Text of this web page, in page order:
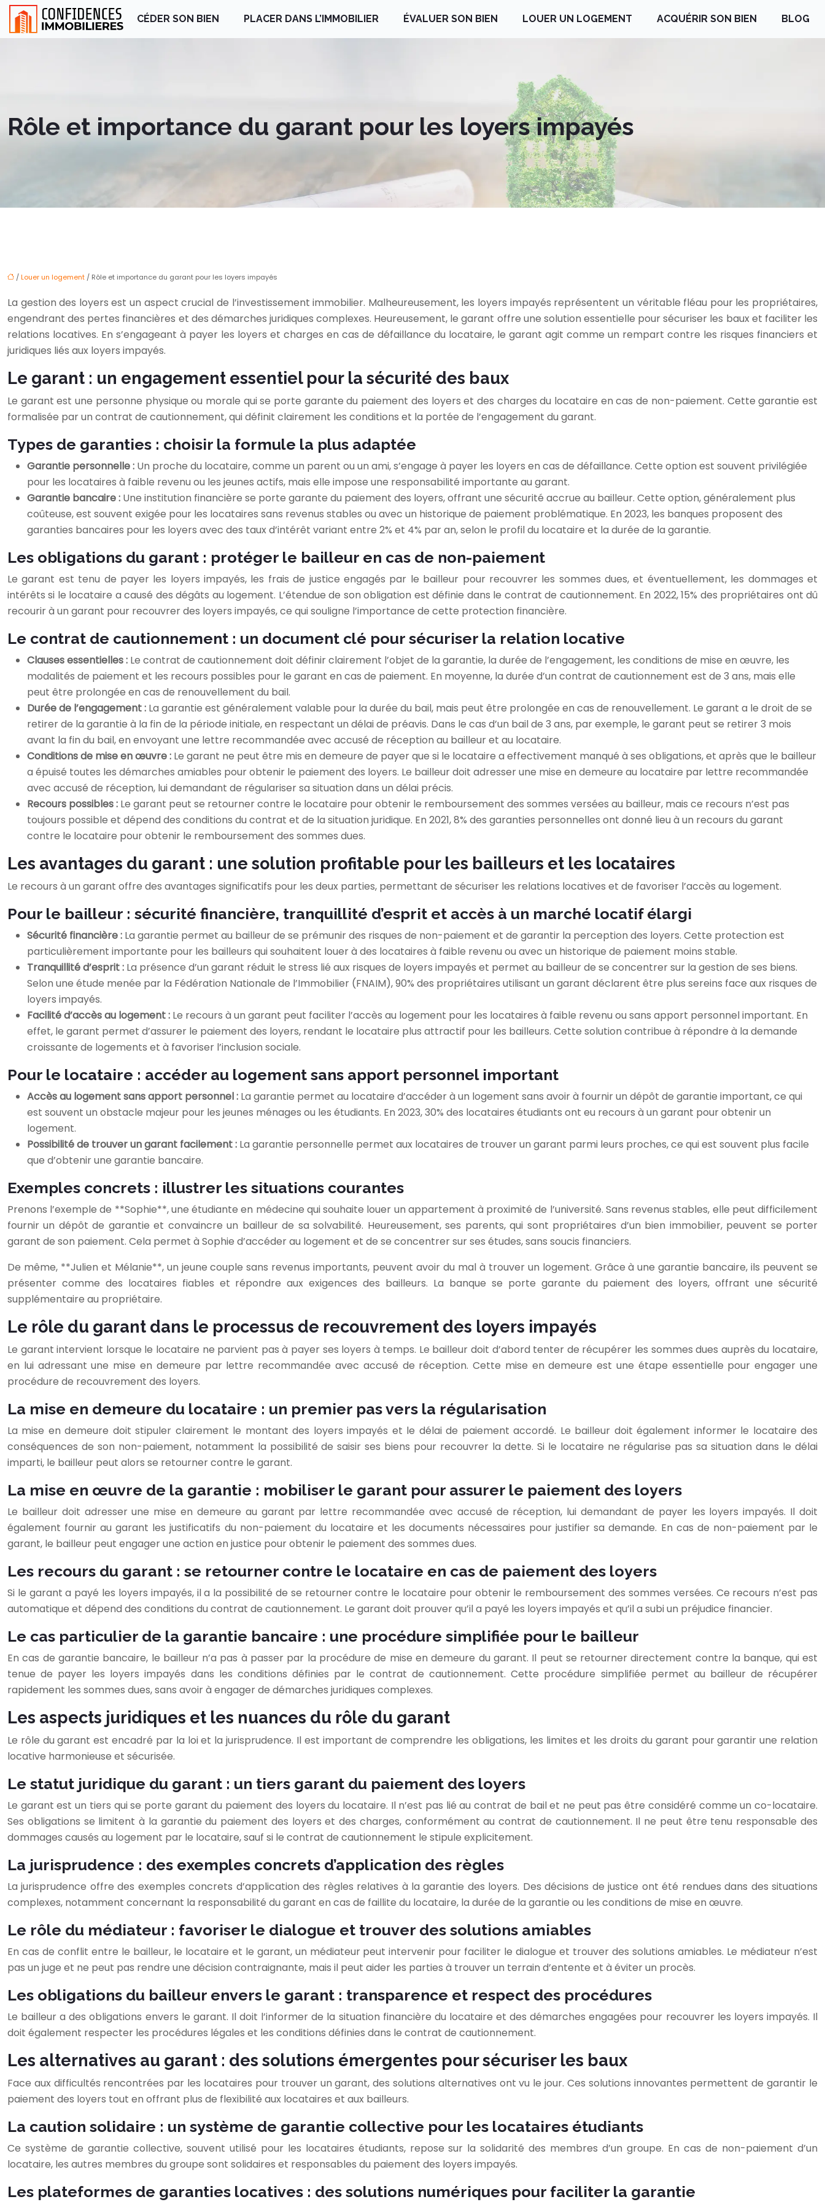
CÉDER SON BIEN PLACER DANS L’IMMOBILIER ÉVALUER SON BIEN LOUER UN LOGEMENT ACQUÉRIR SON BIEN BLOG
Rôle et importance du garant pour les loyers impayés
/ Louer un logement / Rôle et importance du garant pour les loyers impayés
La gestion des loyers est un aspect crucial de l’investissement immobilier. Malheureusement, les loyers impayés représentent un véritable fléau pour les propriétaires,
engendrant des pertes financières et des démarches juridiques complexes. Heureusement, le garant offre une solution essentielle pour sécuriser les baux et faciliter les
relations locatives. En s’engageant à payer les loyers et charges en cas de défaillance du locataire, le garant agit comme un rempart contre les risques financiers et
juridiques liés aux loyers impayés.
Le garant : un engagement essentiel pour la sécurité des baux
Le garant est une personne physique ou morale qui se porte garante du paiement des loyers et des charges du locataire en cas de non-paiement. Cette garantie est
formalisée par un contrat de cautionnement, qui définit clairement les conditions et la portée de l’engagement du garant.
Types de garanties : choisir la formule la plus adaptée
Garantie personnelle : Un proche du locataire, comme un parent ou un ami, s’engage à payer les loyers en cas de défaillance. Cette option est souvent privilégiée
pour les locataires à faible revenu ou les jeunes actifs, mais elle impose une responsabilité importante au garant.
Garantie bancaire : Une institution financière se porte garante du paiement des loyers, offrant une sécurité accrue au bailleur. Cette option, généralement plus
coûteuse, est souvent exigée pour les locataires sans revenus stables ou avec un historique de paiement problématique. En 2023, les banques proposent des
garanties bancaires pour les loyers avec des taux d’intérêt variant entre 2% et 4% par an, selon le profil du locataire et la durée de la garantie.
Les obligations du garant : protéger le bailleur en cas de non-paiement
Le garant est tenu de payer les loyers impayés, les frais de justice engagés par le bailleur pour recouvrer les sommes dues, et éventuellement, les dommages et
intérêts si le locataire a causé des dégâts au logement. L’étendue de son obligation est définie dans le contrat de cautionnement. En 2022, 15% des propriétaires ont dû
recourir à un garant pour recouvrer des loyers impayés, ce qui souligne l’importance de cette protection financière.
Le contrat de cautionnement : un document clé pour sécuriser la relation locative
Clauses essentielles : Le contrat de cautionnement doit définir clairement l’objet de la garantie, la durée de l’engagement, les conditions de mise en œuvre, les
modalités de paiement et les recours possibles pour le garant en cas de paiement. En moyenne, la durée d’un contrat de cautionnement est de 3 ans, mais elle
peut être prolongée en cas de renouvellement du bail.
Durée de l’engagement : La garantie est généralement valable pour la durée du bail, mais peut être prolongée en cas de renouvellement. Le garant a le droit de se
retirer de la garantie à la fin de la période initiale, en respectant un délai de préavis. Dans le cas d’un bail de 3 ans, par exemple, le garant peut se retirer 3 mois
avant la fin du bail, en envoyant une lettre recommandée avec accusé de réception au bailleur et au locataire.
Conditions de mise en œuvre : Le garant ne peut être mis en demeure de payer que si le locataire a effectivement manqué à ses obligations, et après que le bailleur
a épuisé toutes les démarches amiables pour obtenir le paiement des loyers. Le bailleur doit adresser une mise en demeure au locataire par lettre recommandée
avec accusé de réception, lui demandant de régulariser sa situation dans un délai précis.
Recours possibles : Le garant peut se retourner contre le locataire pour obtenir le remboursement des sommes versées au bailleur, mais ce recours n’est pas
toujours possible et dépend des conditions du contrat et de la situation juridique. En 2021, 8% des garanties personnelles ont donné lieu à un recours du garant
contre le locataire pour obtenir le remboursement des sommes dues.
Les avantages du garant : une solution profitable pour les bailleurs et les locataires
Le recours à un garant offre des avantages significatifs pour les deux parties, permettant de sécuriser les relations locatives et de favoriser l’accès au logement.
Pour le bailleur : sécurité financière, tranquillité d’esprit et accès à un marché locatif élargi
Sécurité financière : La garantie permet au bailleur de se prémunir des risques de non-paiement et de garantir la perception des loyers. Cette protection est
particulièrement importante pour les bailleurs qui souhaitent louer à des locataires à faible revenu ou avec un historique de paiement moins stable.
Tranquillité d’esprit : La présence d’un garant réduit le stress lié aux risques de loyers impayés et permet au bailleur de se concentrer sur la gestion de ses biens.
Selon une étude menée par la Fédération Nationale de l’Immobilier (FNAIM), 90% des propriétaires utilisant un garant déclarent être plus sereins face aux risques de
loyers impayés.
Facilité d’accès au logement : Le recours à un garant peut faciliter l’accès au logement pour les locataires à faible revenu ou sans apport personnel important. En
effet, le garant permet d’assurer le paiement des loyers, rendant le locataire plus attractif pour les bailleurs. Cette solution contribue à répondre à la demande
croissante de logements et à favoriser l’inclusion sociale.
Pour le locataire : accéder au logement sans apport personnel important
Accès au logement sans apport personnel : La garantie permet au locataire d’accéder à un logement sans avoir à fournir un dépôt de garantie important, ce qui
est souvent un obstacle majeur pour les jeunes ménages ou les étudiants. En 2023, 30% des locataires étudiants ont eu recours à un garant pour obtenir un
logement.
Possibilité de trouver un garant facilement : La garantie personnelle permet aux locataires de trouver un garant parmi leurs proches, ce qui est souvent plus facile
que d’obtenir une garantie bancaire.
Exemples concrets : illustrer les situations courantes
Prenons l’exemple de **Sophie**, une étudiante en médecine qui souhaite louer un appartement à proximité de l’université. Sans revenus stables, elle peut difficilement
fournir un dépôt de garantie et convaincre un bailleur de sa solvabilité. Heureusement, ses parents, qui sont propriétaires d’un bien immobilier, peuvent se porter
garant de son paiement. Cela permet à Sophie d’accéder au logement et de se concentrer sur ses études, sans soucis financiers.
De même, **Julien et Mélanie**, un jeune couple sans revenus importants, peuvent avoir du mal à trouver un logement. Grâce à une garantie bancaire, ils peuvent se
présenter comme des locataires fiables et répondre aux exigences des bailleurs. La banque se porte garante du paiement des loyers, offrant une sécurité
supplémentaire au propriétaire.
Le rôle du garant dans le processus de recouvrement des loyers impayés
Le garant intervient lorsque le locataire ne parvient pas à payer ses loyers à temps. Le bailleur doit d’abord tenter de récupérer les sommes dues auprès du locataire,
en lui adressant une mise en demeure par lettre recommandée avec accusé de réception. Cette mise en demeure est une étape essentielle pour engager une
procédure de recouvrement des loyers.
La mise en demeure du locataire : un premier pas vers la régularisation
La mise en demeure doit stipuler clairement le montant des loyers impayés et le délai de paiement accordé. Le bailleur doit également informer le locataire des
conséquences de son non-paiement, notamment la possibilité de saisir ses biens pour recouvrer la dette. Si le locataire ne régularise pas sa situation dans le délai
imparti, le bailleur peut alors se retourner contre le garant.
La mise en œuvre de la garantie : mobiliser le garant pour assurer le paiement des loyers
Le bailleur doit adresser une mise en demeure au garant par lettre recommandée avec accusé de réception, lui demandant de payer les loyers impayés. Il doit
également fournir au garant les justificatifs du non-paiement du locataire et les documents nécessaires pour justifier sa demande. En cas de non-paiement par le
garant, le bailleur peut engager une action en justice pour obtenir le paiement des sommes dues.
Les recours du garant : se retourner contre le locataire en cas de paiement des loyers
Si le garant a payé les loyers impayés, il a la possibilité de se retourner contre le locataire pour obtenir le remboursement des sommes versées. Ce recours n’est pas
automatique et dépend des conditions du contrat de cautionnement. Le garant doit prouver qu’il a payé les loyers impayés et qu’il a subi un préjudice financier.
Le cas particulier de la garantie bancaire : une procédure simplifiée pour le bailleur
En cas de garantie bancaire, le bailleur n’a pas à passer par la procédure de mise en demeure du garant. Il peut se retourner directement contre la banque, qui est
tenue de payer les loyers impayés dans les conditions définies par le contrat de cautionnement. Cette procédure simplifiée permet au bailleur de récupérer
rapidement les sommes dues, sans avoir à engager de démarches juridiques complexes.
Les aspects juridiques et les nuances du rôle du garant
Le rôle du garant est encadré par la loi et la jurisprudence. Il est important de comprendre les obligations, les limites et les droits du garant pour garantir une relation
locative harmonieuse et sécurisée.
Le statut juridique du garant : un tiers garant du paiement des loyers
Le garant est un tiers qui se porte garant du paiement des loyers du locataire. Il n’est pas lié au contrat de bail et ne peut pas être considéré comme un co-locataire.
Ses obligations se limitent à la garantie du paiement des loyers et des charges, conformément au contrat de cautionnement. Il ne peut être tenu responsable des
dommages causés au logement par le locataire, sauf si le contrat de cautionnement le stipule explicitement.
La jurisprudence : des exemples concrets d’application des règles
La jurisprudence offre des exemples concrets d’application des règles relatives à la garantie des loyers. Des décisions de justice ont été rendues dans des situations
complexes, notamment concernant la responsabilité du garant en cas de faillite du locataire, la durée de la garantie ou les conditions de mise en œuvre.
Le rôle du médiateur : favoriser le dialogue et trouver des solutions amiables
En cas de conflit entre le bailleur, le locataire et le garant, un médiateur peut intervenir pour faciliter le dialogue et trouver des solutions amiables. Le médiateur n’est
pas un juge et ne peut pas rendre une décision contraignante, mais il peut aider les parties à trouver un terrain d’entente et à éviter un procès.
Les obligations du bailleur envers le garant : transparence et respect des procédures
Le bailleur a des obligations envers le garant. Il doit l’informer de la situation financière du locataire et des démarches engagées pour recouvrer les loyers impayés. Il
doit également respecter les procédures légales et les conditions définies dans le contrat de cautionnement.
Les alternatives au garant : des solutions émergentes pour sécuriser les baux
Face aux difficultés rencontrées par les locataires pour trouver un garant, des solutions alternatives ont vu le jour. Ces solutions innovantes permettent de garantir le
paiement des loyers tout en offrant plus de flexibilité aux locataires et aux bailleurs.
La caution solidaire : un système de garantie collective pour les locataires étudiants
Ce système de garantie collective, souvent utilisé pour les locataires étudiants, repose sur la solidarité des membres d’un groupe. En cas de non-paiement d’un
locataire, les autres membres du groupe sont solidaires et responsables du paiement des loyers impayés.
Les plateformes de garanties locatives : des solutions numériques pour faciliter la garantie